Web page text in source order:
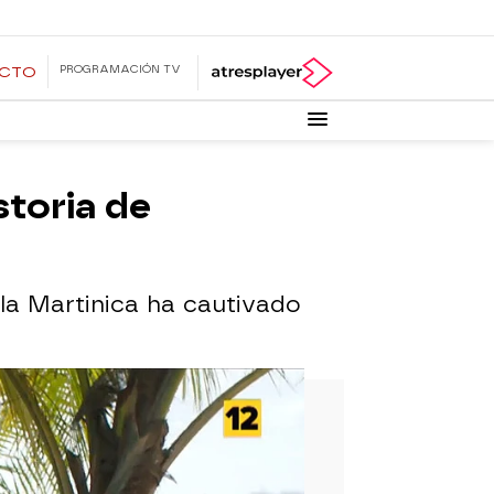
PROGRAMACIÓN TV
de
Martinica ha cautivado